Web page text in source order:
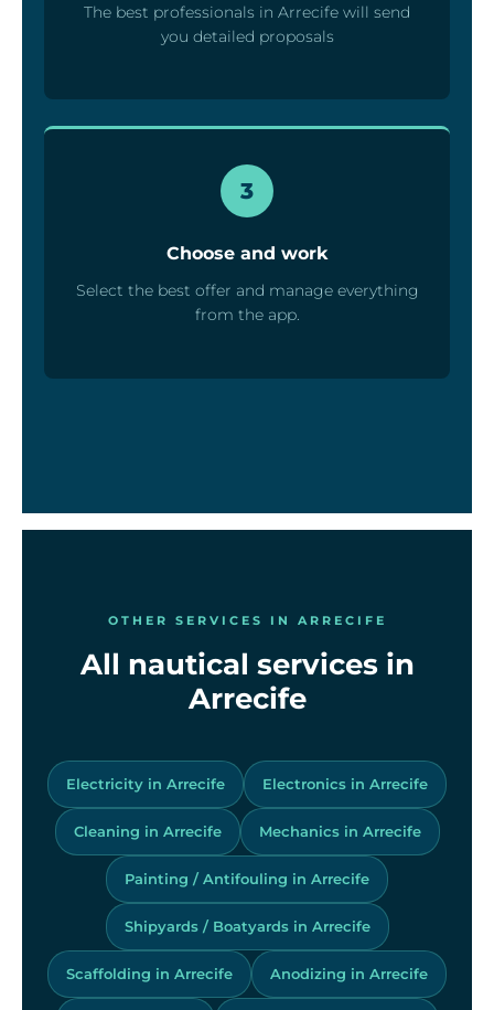
The best professionals in Arrecife will send
you detailed proposals
3
Choose and work
Select the best offer and manage everything
from the app.
OTHER SERVICES IN ARRECIFE
All nautical services in
Arrecife
Electricity in Arrecife Electronics in Arrecife
Cleaning in Arrecife Mechanics in Arrecife
Painting / Antifouling in Arrecife
Shipyards / Boatyards in Arrecife
Scaffolding in Arrecife Anodizing in Arrecife